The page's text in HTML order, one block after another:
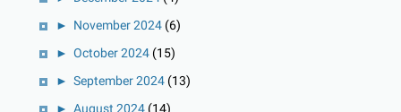
► November 2024 (6)
► October 2024 (15)
► September 2024 (13)
► August 2024 (14)